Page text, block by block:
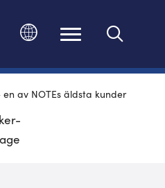
en av NOTEs äldsta kunder